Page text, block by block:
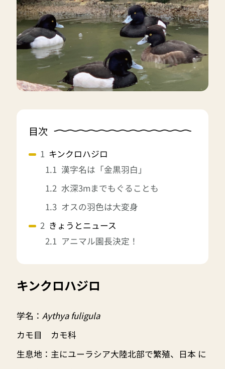
目次
キンクロハジロ
漢字名は「金黒羽白」
水深3mまでもぐることも
オスの羽色は大変身
きょうとニュース
アニマル園長決定！
キンクロハジロ
学名： Aythya fuligula
カモ目 カモ科
生息地：主にユーラシア大陸北部で繁殖、日本 に